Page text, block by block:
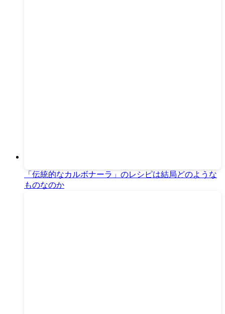
「伝統的なカルボナーラ」のレシピは結局どのような
ものなのか